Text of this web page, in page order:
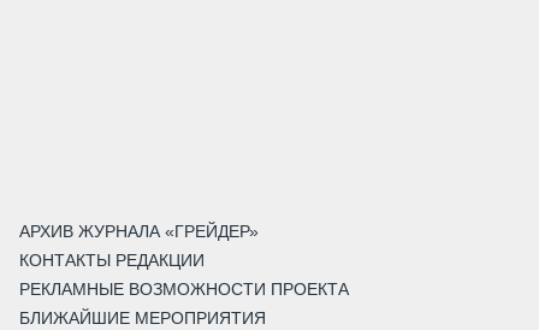
АРХИВ ЖУРНАЛА «ГРЕЙДЕР»
КОНТАКТЫ РЕДАКЦИИ
РЕКЛАМНЫЕ ВОЗМОЖНОСТИ ПРОЕКТА
БЛИЖАЙШИЕ МЕРОПРИЯТИЯ